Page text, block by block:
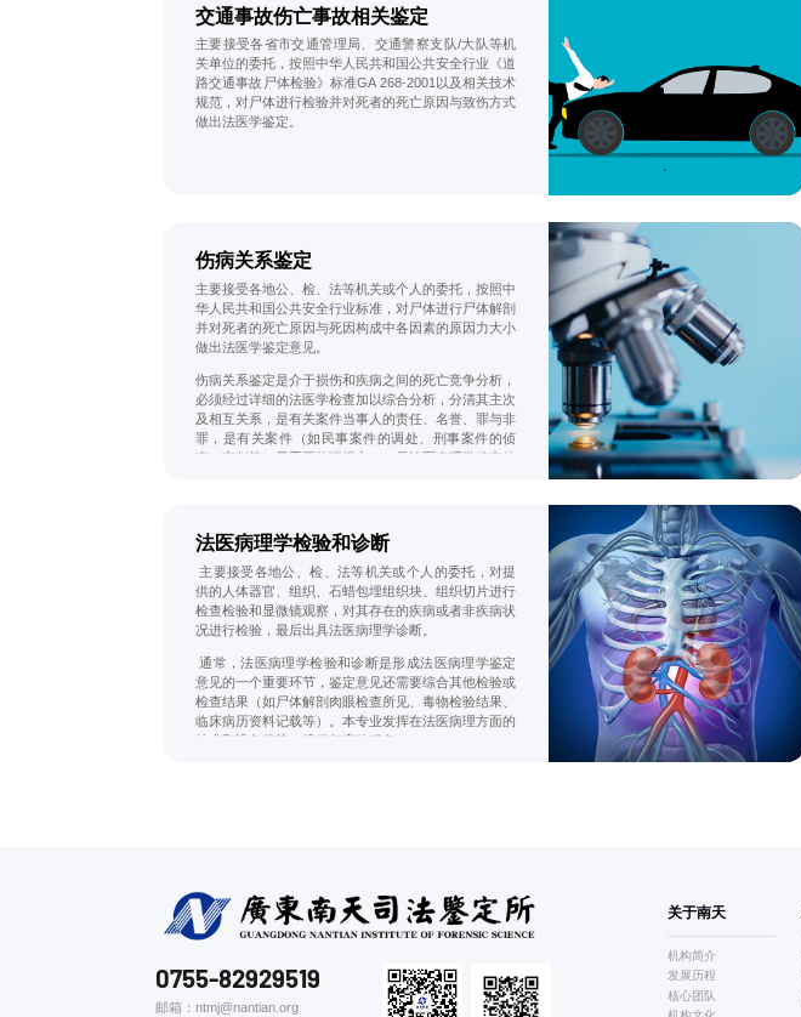
病死亡，涉及法医鉴定的通常死亡发生突然、迅速、意
外，这类死亡可能不涉及暴力（即死于疾病，法医学称
之为猝死），也可能属于比较隐匿的犯罪，为了查明真
相，揭示可能的犯罪，也在法医学死因鉴定范畴内。确
定暴力死后，需要进一步判断其死亡方式，即属于自
杀、他杀或者意外，其准确判断在案件的侦破、裁定中
至关重要。法医学尸体检验是死亡方式判断的重要途
交通事故伤亡事故相关鉴定
主要接受各省市交通管理局、交通警察支队/大队等机
关单位的委托，按照中华人民共和国公共安全行业《道
路交通事故尸体检验》标准GA 268-2001以及相关技术
规范，对尸体进行检验并对死者的死亡原因与致伤方式
做出法医学鉴定。
伤病关系鉴定
主要接受各地公、检、法等机关或个人的委托，按照中
华人民共和国公共安全行业标准，对尸体进行尸体解剖
并对死者的死亡原因与死因构成中各因素的原因力大小
做出法医学鉴定意见。
伤病关系鉴定是介于损伤和疾病之间的死亡竞争分析，
必须经过详细的法医学检查加以综合分析，分清其主次
及相互关系，是有关案件当事人的责任、名誉、罪与非
罪，是有关案件（如民事案件的调处、刑事案件的侦
查、审判等）最重要的证据之一，是法医病理学鉴定的
法医病理学检验和诊断
主要接受各地公、检、法等机关或个人的委托，对提
供的人体器官、组织、石蜡包埋组织块、组织切片进行
检查检验和显微镜观察，对其存在的疾病或者非疾病状
况进行检验，最后出具法医病理学诊断。
通常，法医病理学检验和诊断是形成法医病理学鉴定
意见的一个重要环节，鉴定意见还需要综合其他检验或
检查结果（如尸体解剖肉眼检查所见、毒物检验结果、
临床病历资料记载等）。本专业发挥在法医病理方面的
技术和设备优势，提供相应的服务。
0755-82929519
邮箱：ntmj@nantian.org
关于南天
机构简介
发展历程
核心团队